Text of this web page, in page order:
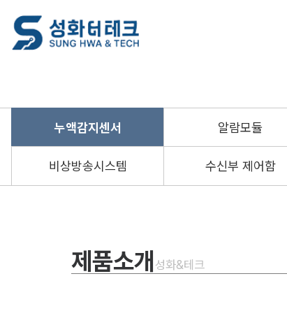
누액감지센서 알람모듈
비상방송시스템 수신부 제어함
제품소개 성화&테크